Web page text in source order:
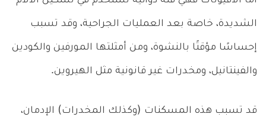
الشديدة، خاصة بعد العمليات الجراحية، وقد تسبب
إحساسًا مؤقتًا بالنشوة، ومن أمثلتها المورفين والكودين
والفينتانيل، ومخدرات غير قانونية مثل الهيروين.
قد تسبب هذه المسكنات (وكذلك المخدرات) الإدمان،